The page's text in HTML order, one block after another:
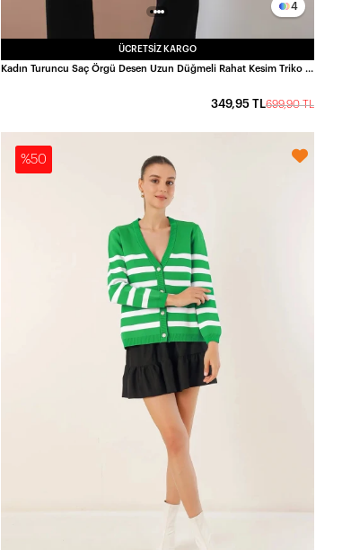
4
ÜCRETSIZ KARGO
Kadın Turuncu Saç Örgü Desen Uzun Düğmeli Rahat Kesim Triko Hırka HZL23W-BD1100691
699,90 TL
349,95 TL
%50